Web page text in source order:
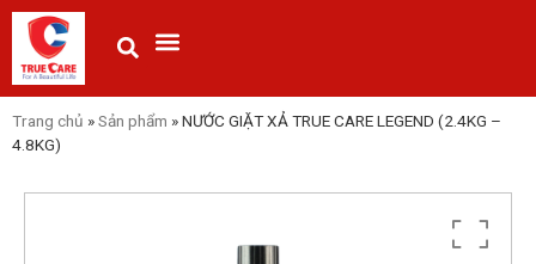
Trang chủ »Sản phẩm »NƯỚC GIẶT XẢ TRUE CARE LEGEND (2.4KG –
4.8KG)